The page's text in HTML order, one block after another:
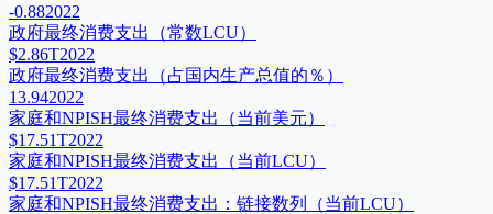
-0.882022
政府最终消费支出（常数LCU）
$2.86T2022
政府最终消费支出（占国内生产总值的％）
13.942022
家庭和NPISH最终消费支出（当前美元）
$17.51T2022
家庭和NPISH最终消费支出（当前LCU）
$17.51T2022
家庭和NPISH最终消费支出：链接数列（当前LCU）